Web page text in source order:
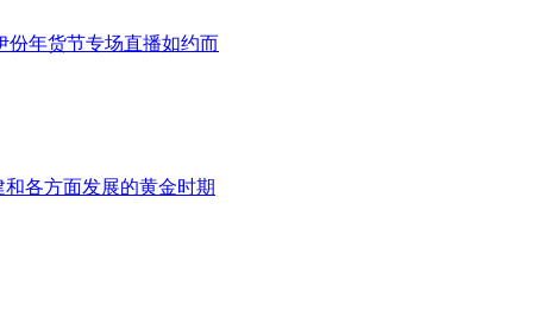
份年货节专场直播如约而
各方面发展的黄金时期